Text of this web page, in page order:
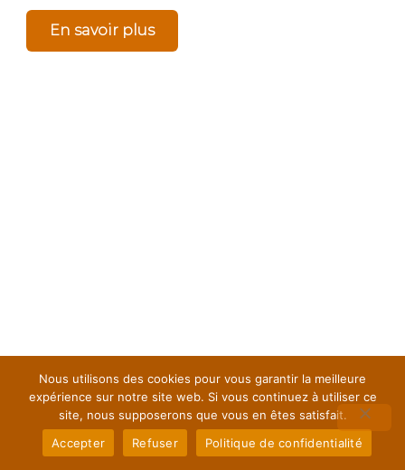
En savoir plus
Électrification de moulin de
Nous utilisons des cookies pour vous garantir la meilleure
expérience sur notre site web. Si vous continuez à utiliser ce
site, nous supposerons que vous en êtes satisfait.
Accepter
Refuser Politique de confidentialité